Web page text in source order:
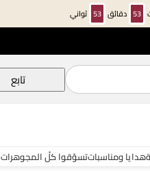
53 دقائق 52 ثواني
تابع
هدايا ومناسباتتسوّقوا كلّ المجوهرات